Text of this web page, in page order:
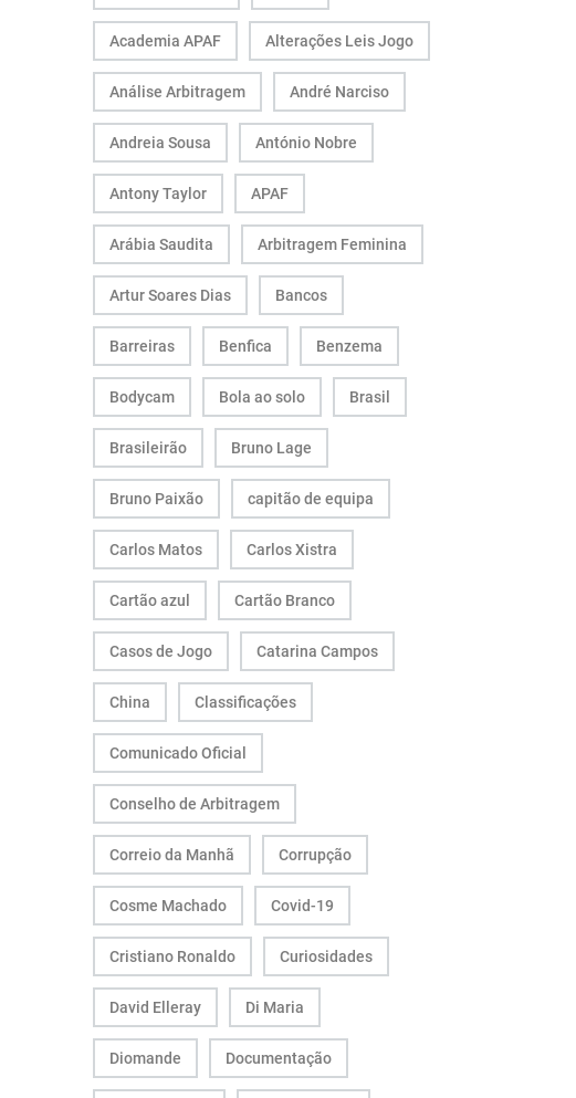
Academia APAF Alterações Leis Jogo
Análise Arbitragem André Narciso
Andreia Sousa António Nobre
Antony Taylor APAF
Arábia Saudita Arbitragem Feminina
Artur Soares Dias Bancos
Barreiras Benfica Benzema
Bodycam Bola ao solo Brasil
Brasileirão Bruno Lage
Bruno Paixão capitão de equipa
Carlos Matos Carlos Xistra
Cartão azul Cartão Branco
Casos de Jogo Catarina Campos
China Classificações
Comunicado Oficial
Conselho de Arbitragem
Correio da Manhã Corrupção
Cosme Machado Covid-19
Cristiano Ronaldo Curiosidades
David Elleray Di Maria
Diomande Documentação